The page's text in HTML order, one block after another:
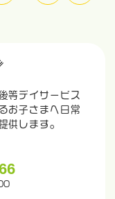
等デイサービス
お子さまへ日常
供します。